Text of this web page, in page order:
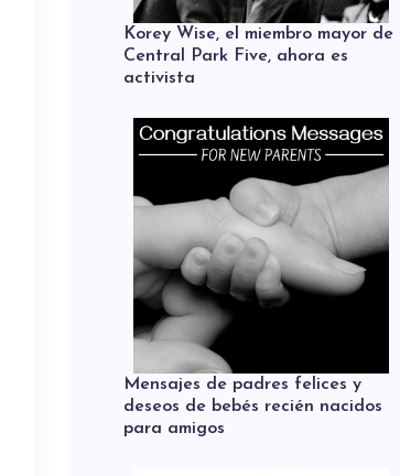
Korey Wise, el miembro mayor de
Central Park Five, ahora es
activista
Mensajes de padres felices y
deseos de bebés recién nacidos
para amigos